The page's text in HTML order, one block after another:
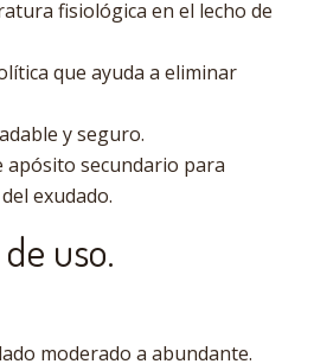
fisiológica en el lecho de
que ayuda a eliminar
y seguro.
apósito secundario para
exudado.
uso.
moderado a abundante.